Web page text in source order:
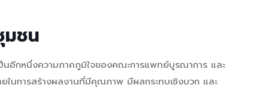
มชน
อีกหนึ่งความภาคภูมิใจของคณะการแพทย์บูรณาการ และ
นการสร้างผลงานที่มีคุณภาพ มีผลกระทบเชิงบวก และ